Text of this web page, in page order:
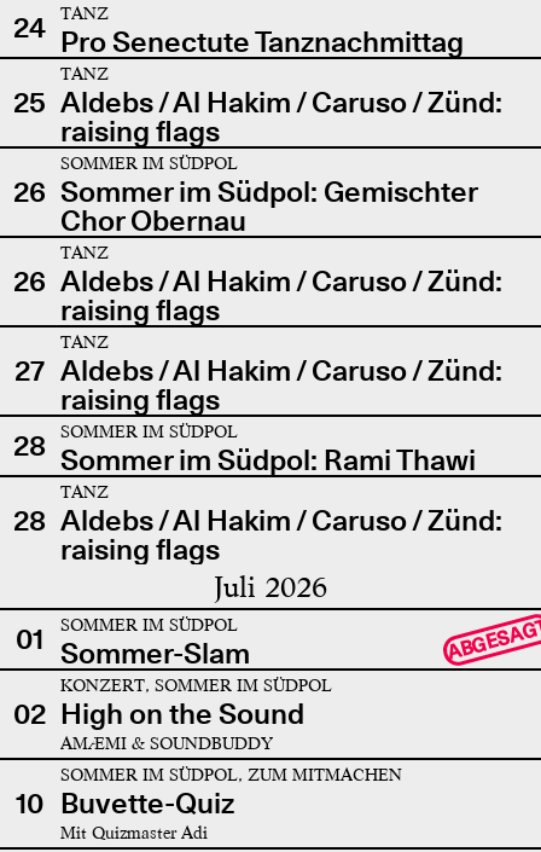
24
TANZ
Pro Senectute Tanznachmittag
25
TANZ
Aldebs / Al Hakim / Caruso / Zünd:
raising flags
26
SOMMER IM SÜDPOL
Sommer im Südpol: Gemischter
Chor Obernau
26
TANZ
Aldebs / Al Hakim / Caruso / Zünd:
raising flags
27
TANZ
Aldebs / Al Hakim / Caruso / Zünd:
raising flags
28
SOMMER IM SÜDPOL
Sommer im Südpol: Rami Thawi
28
TANZ
Aldebs / Al Hakim / Caruso / Zünd:
raising flags
Juli 2026
01 SOMMER IM SÜDPOL
Sommer-Slam
02
KONZERT, SOMMER IM SÜDPOL
High on the Sound
AMÆMI & SOUNDBUDDY
10
SOMMER IM SÜDPOL, ZUM MITMACHEN
Buvette-Quiz
Mit Quizmaster Adi